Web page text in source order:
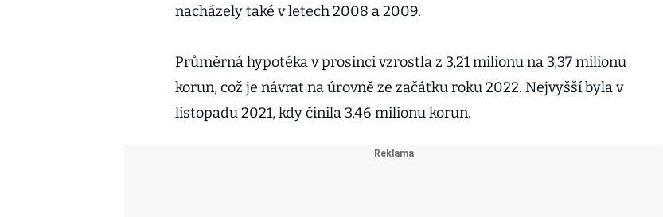
nacházely také v letech 2008 a 2009.
Průměrná hypotéka v prosinci vzrostla z 3,21 milionu na 3,37 milionu
korun, což je návrat na úrovně ze začátku roku 2022. Nejvyšší byla v
listopadu 2021, kdy činila 3,46 milionu korun.